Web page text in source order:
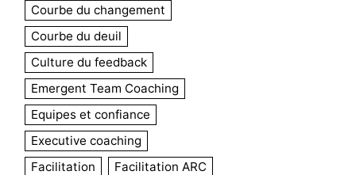
Courbe du changement
Courbe du deuil
Culture du feedback
Emergent Team Coaching
Equipes et confiance
Executive coaching
Facilitation
Facilitation ARC